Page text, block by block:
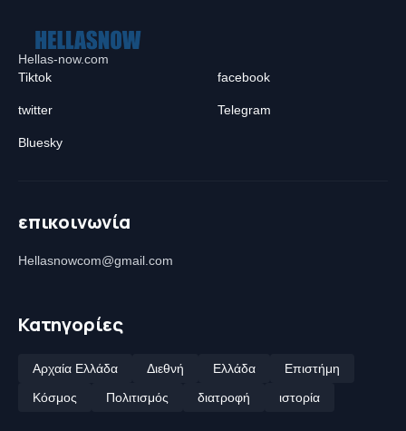
Hellas-now.com
Tiktok
facebook
twitter Telegram
Bluesky
επικοινωνία
Hellasnowcom@gmail.com
Κατηγορίες
Αρχαία Ελλάδα Διεθνή Ελλάδα
Επιστήμη
Κόσμος
Πολιτισμός διατροφή ιστορία